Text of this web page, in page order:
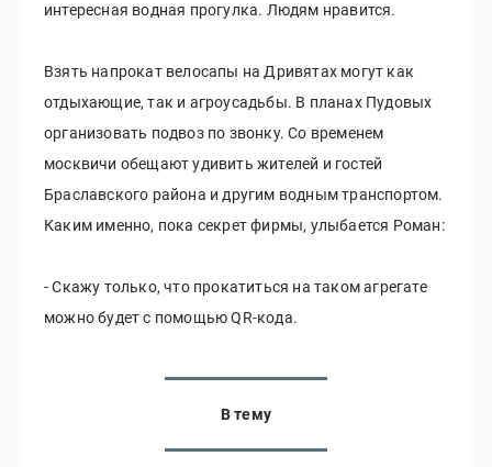
интересная водная прогулка. Людям нравится.
Взять напрокат велосапы на Дривятах могут как
отдыхающие, так и агроусадьбы. В планах Пудовых
организовать подвоз по звонку. Со временем
москвичи обещают удивить жителей и гостей
Браславского района и другим водным транспортом.
Каким именно, пока секрет фирмы, улыбается Роман:
- Скажу только, что прокатиться на таком агрегате
можно будет с помощью QR-кода.
В тему